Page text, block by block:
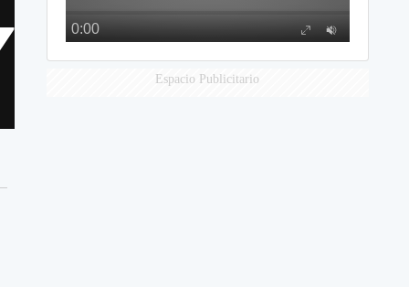
Espacio Publicitario